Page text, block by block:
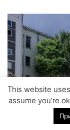
This website
assume you're